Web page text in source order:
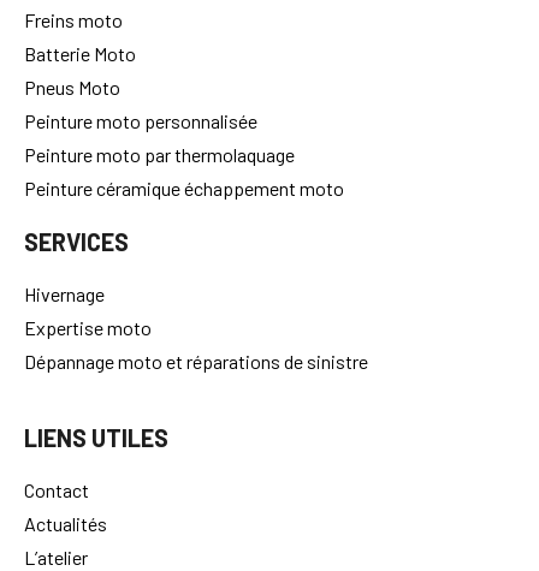
Freins moto
Batterie Moto
Pneus Moto
Peinture moto personnalisée
Peinture moto par thermolaquage
Peinture céramique échappement moto
SERVICES
Hivernage
Expertise moto
Dépannage moto et réparations de sinistre
LIENS UTILES
Contact
Actualités
L’atelier